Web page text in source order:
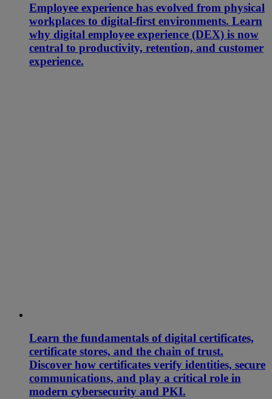
Employee experience has evolved from physical
workplaces to digital-first environments. Learn
why digital employee experience (DEX) is now
central to productivity, retention, and customer
experience.
Learn the fundamentals of digital certificates,
certificate stores, and the chain of trust.
Discover how certificates verify identities, secure
communications, and play a critical role in
modern cybersecurity and PKI.